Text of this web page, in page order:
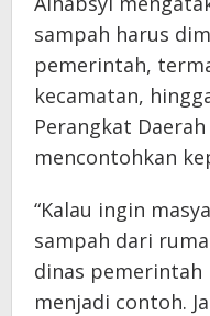
sampah harus
pemerintah,
kecamatan,
Perangkat
mencontohkan
“Kalau ingin
sampah dari
dinas pemerintah
menjadi contoh.